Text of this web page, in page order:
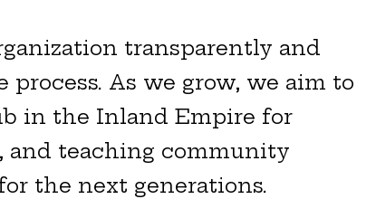
transparently and
As we grow, we aim to
in the Inland Empire for
and teaching community
the next generations.